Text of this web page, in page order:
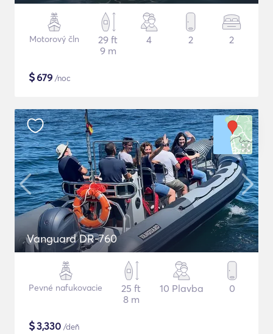
Motorový čln
29 ft
9 m
4 2 2
$679 /noc
Vanguard DR-760
Pevné nafukovacie
25 ft
8 m
10 Plavba 0
$3,330 /deň